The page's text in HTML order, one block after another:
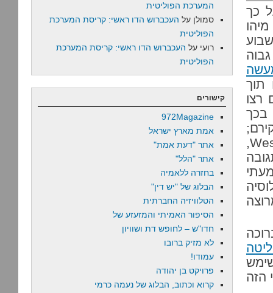
כך
תוך
רצו
בכך
הוא פשוט המקבילה ההיפסטרית של כנסיית Westboro,
הזה
המערכת הפוליטית
סמולן על העכברוש הדו ראשי: קריסת המערכת
הפוליטית
רועי על העכברוש הדו ראשי: קריסת המערכת
הפוליטית
קישורים
972Magazine
אמת מארץ ישראל
אתר "דעת אמת"
אתר "הלל"
בחזרה ללאמיה
הבלוג של "יש דין"
הטלוויזיה החברתית
הסיפור האמיתי והמזעזע של
חדו"ש – לחופש דת ושוויון
לא מזיק ברובו
עמודו!
פרויקט בן יהודה
קרוא וכתוב, הבלוג של נעמה כרמי